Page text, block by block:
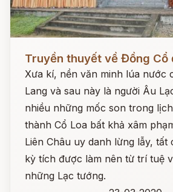
Đọc ngay
Truyền thuyết về Đồng Cổ
Xưa kí, nền văn minh lúa nước
Lang và sau này là người Âu
nhiều những mốc son trong
thành Cổ Loa bất khả xâm
Liên Châu uy danh lừng lẫy, tất
kỳ tích được làm nên từ trí tuệ
những Lạc tướng.